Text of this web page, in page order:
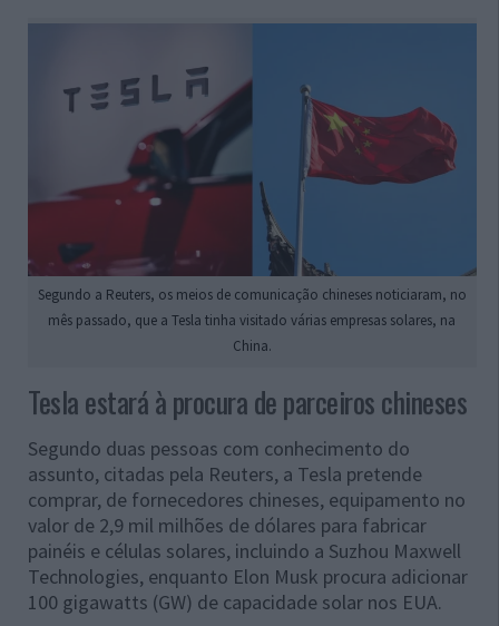
Segundo a Reuters, os meios de comunicação chineses noticiaram, no
mês passado, que a Tesla tinha visitado várias empresas solares, na
China.
Tesla estará à procura de parceiros chineses
Segundo duas pessoas com conhecimento do
assunto, citadas pela Reuters, a Tesla pretende
comprar, de fornecedores chineses, equipamento no
valor de 2,9 mil milhões de dólares para fabricar
painéis e células solares, incluindo a Suzhou Maxwell
Technologies, enquanto Elon Musk procura adicionar
100 gigawatts (GW) de capacidade solar nos EUA.